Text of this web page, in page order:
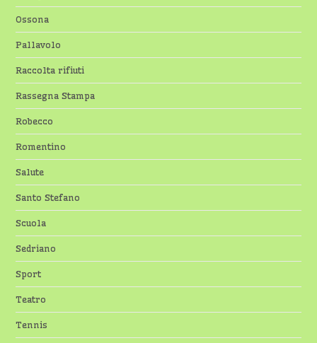
Ossona
Pallavolo
Raccolta rifiuti
Rassegna Stampa
Robecco
Romentino
Salute
Santo Stefano
Scuola
Sedriano
Sport
Teatro
Tennis